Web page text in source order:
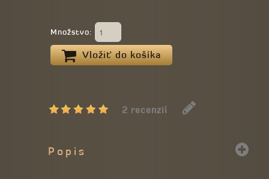
Množstvo:
Vložiť do košíka
2 recenzií
Popis